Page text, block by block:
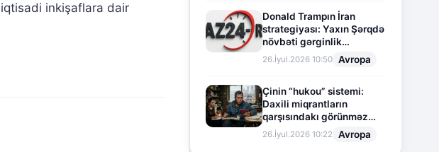
inkişaflara dair
Donald Trampın İran
strategiyası: Yaxın Şərqdə
növbəti gərginlik
mərhələsi
26.İyul.2026 10:50 Avropa
Çinin “hukou” sistemi:
Daxili miqrantların
qarşısındakı görünməz
sədd
26.İyul.2026 10:22 Avropa